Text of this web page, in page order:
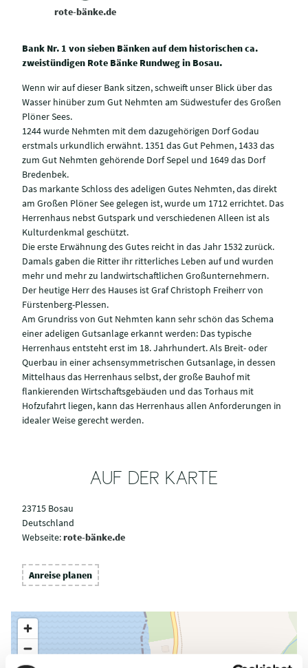
rote-bänke.de
Bank Nr. 1 von sieben Bänken auf dem historischen ca.
zweistündigen Rote Bänke Rundweg in Bosau.
Wenn wir auf dieser Bank sitzen, schweift unser Blick über das
Wasser hinüber zum Gut Nehmten am Südwestufer des Großen
Plöner Sees.
1244 wurde Nehmten mit dem dazugehörigen Dorf Godau
erstmals urkundlich erwähnt. 1351 das Gut Pehmen, 1433 das
zum Gut Nehmten gehörende Dorf Sepel und 1649 das Dorf
Bredenbek.
Das markante Schloss des adeligen Gutes Nehmten, das direkt
am Großen Plöner See gelegen ist, wurde um 1712 errichtet. Das
Herrenhaus nebst Gutspark und verschiedenen Alleen ist als
Kulturdenkmal geschützt.
Die erste Erwähnung des Gutes reicht in das Jahr 1532 zurück.
Damals gaben die Ritter ihr ritterliches Leben auf und wurden
mehr und mehr zu landwirtschaftlichen Großunternehmern.
Der heutige Herr des Hauses ist Graf Christoph Freiherr von
Fürstenberg-Plessen.
Am Grundriss von Gut Nehmten kann sehr schön das Schema
einer adeligen Gutsanlage erkannt werden: Das typische
Herrenhaus entsteht erst im 18. Jahrhundert. Als Breit- oder
Querbau in einer achsensymmetrischen Gutsanlage, in dessen
Mittelhaus das Herrenhaus selbst, der große Bauhof mit
flankierenden Wirtschaftsgebäuden und das Torhaus mit
Hofzufahrt liegen, kann das Herrenhaus allen Anforderungen in
idealer Weise gerecht werden.
AUF DER KARTE
23715 Bosau
Deutschland
Webseite:rote-bänke.de
Anreise planen